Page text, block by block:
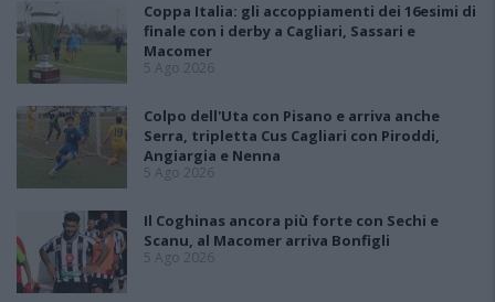
Coppa Italia: gli accoppiamenti dei 16esimi di
finale con i derby a Cagliari, Sassari e
Macomer
5 Ago 2026
Colpo dell'Uta con Pisano e arriva anche
Serra, tripletta Cus Cagliari con Piroddi,
Angiargia e Nenna
5 Ago 2026
Il Coghinas ancora più forte con Sechi e
Scanu, al Macomer arriva Bonfigli
5 Ago 2026